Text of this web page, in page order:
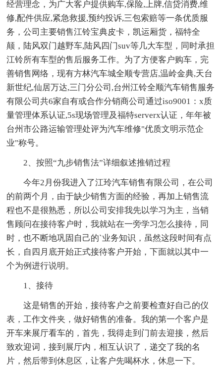
经营理念，为广大客户提供购车,保险,上牌,信贷消费,维
修,配件供应,紧急救援,预约投诉,三包索赔等一条优质服
务，公司主要销售江铃宝典皮卡，凯运厢货，福特全
颠，陆风双门越野车,陆风四门suv等几大车型，同时承担
江铃所有车型的售后服务工作。为了方便客户购车，完
善销售网络，现有方林汽车城全顺专营店,温岭金典,天台
新世纪,仙居万达,三门分公司,台州江铃全顺汽车销售服务
有限公司共6家自有或合作分销商公司通过iso9001：x质
量管理体系认证,5s现场管理及福特serverx认证，年年被
台州市公路运输管理处评为汽车维修"优质文明示范企
业"称号。
2、按照“九步销售法”详细叙述推销过程
今年2月份我进入了江玲汽车销售有限公司，在公司
的前两个月，由于缺少销售方面的经验，再加上销售流
程也不是很熟悉，所以公司安排我先以学习为主，当销
售顾问在接待客户时，我就站在一旁学习怎么接待，同
时，也不断地巩固自己的`业务知识，虽然这段时间有点
长，自四月底开始正式接待客户开始，下面就以其中一
个为例进行说明。
1、接待
这是销售的开始，接待客户之前要检查好自己的仪
表，工作文件夹，做好销售的准备。我的第一个客户是
开车来展厅看车的，首先，我得走到门前去迎接，然后
致欢迎词，接到展厅内，相互认识了，递交了我的名
片，然后带到休息区，让客户先喝杯水，休息一下。